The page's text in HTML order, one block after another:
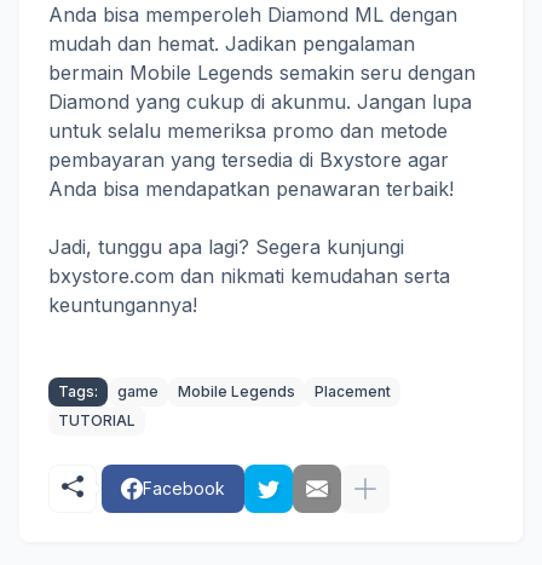
Anda bisa memperoleh Diamond ML dengan
mudah dan hemat. Jadikan pengalaman
bermain Mobile Legends semakin seru dengan
Diamond yang cukup di akunmu. Jangan lupa
untuk selalu memeriksa promo dan metode
pembayaran yang tersedia di Bxystore agar
Anda bisa mendapatkan penawaran terbaik!
Jadi, tunggu apa lagi? Segera kunjungi
bxystore.com dan nikmati kemudahan serta
keuntungannya!
Tags: game Mobile Legends
Placement
TUTORIAL
Facebook